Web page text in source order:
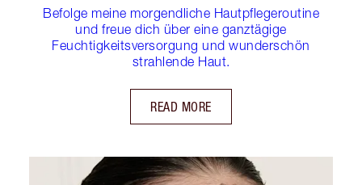
Befolge meine morgendliche Hautpflegeroutine
und freue dich über eine ganztägige
Feuchtigkeitsversorgung und wunderschön
strahlende Haut.
READ MORE